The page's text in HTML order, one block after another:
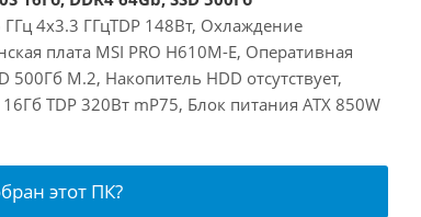
4x3.3 ГГцTDP 148Вт, Охлаждение
плата MSI PRO H610M-E, Оперативная
500Гб M.2, Накопитель HDD отсутствует,
TDP 320Вт mP75, Блок питания ATX 850W
этот ПК?